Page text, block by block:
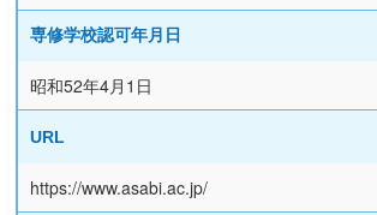
専修学校認可年月日
昭和52年4月1日
URL
https://www.asabi.ac.jp/